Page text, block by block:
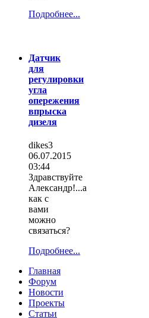
Подробнее...
Датчик
для
регулировки
угла
опережения
впрыска
дизеля
dikes3
06.07.2015
03:44
Здравствуйте
Александр!...а
как с
вами
можно
связаться?
Подробнее...
Главная
Форум
Новости
Проекты
Статьи